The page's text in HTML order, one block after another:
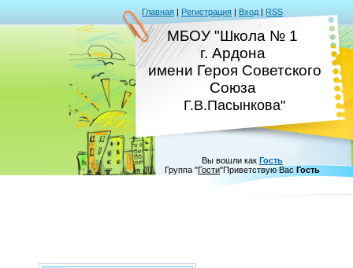
Главная | Регистрация | Вход | RSS
МБОУ "Школа № 1
г. Ардона
имени Героя Советского
Союза
Г.В.Пасынкова"
Вы вошли как Гость
Группа "Гости"Приветствую Вас Гость